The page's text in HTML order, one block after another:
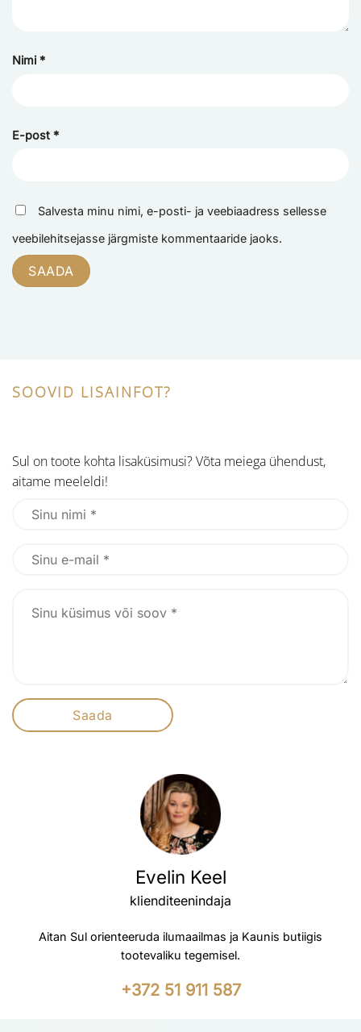
Nimi *
E-post *
Salvesta minu nimi, e-posti- ja veebiaadress sellesse
veebilehitsejasse järgmiste kommentaaride jaoks.
SOOVID LISAINFOT?
Sul on toote kohta lisaküsimusi? Võta meiega ühendust,
aitame meeleldi!
Evelin Keel
klienditeenindaja
Aitan Sul orienteeruda ilumaailmas ja Kaunis butiigis
tootevaliku tegemisel.
+372 51 911 587